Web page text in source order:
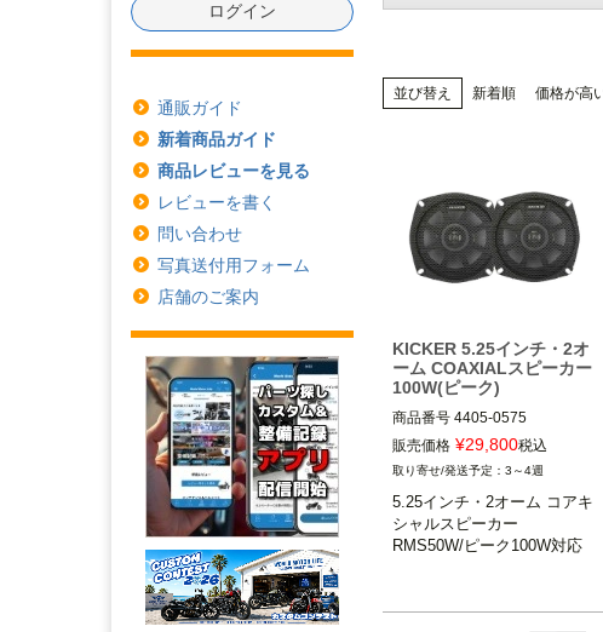
ログイン
通販ガイド
新着商品ガイド
商品レビューを見る
レビューを書く
問い合わせ
写真送付用フォーム
店舗のご案内
並び替え 新着順 価格が高
KICKER 5.25インチ・2オ
ーム COAXIALスピーカー
100W(ピーク)
商品番号 4405-0575
M型番：10PS5250
販売価格 ¥29,800税込
3～4週
5.25インチ・2オーム コアキ
シャルスピーカー
RMS50W/ピーク100W対応